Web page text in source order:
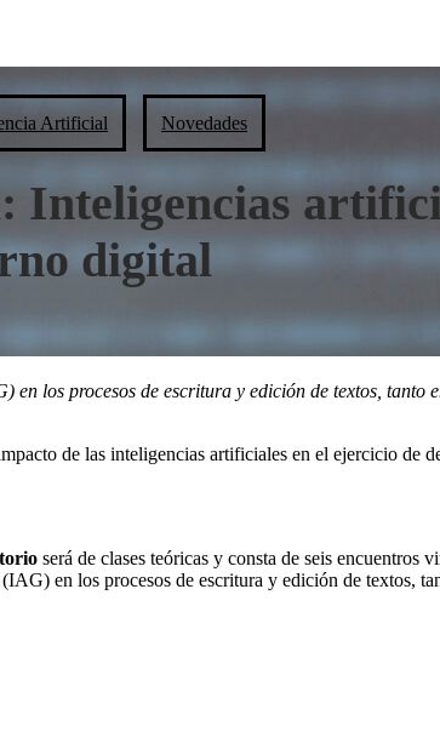
Artificial Novedades
digital
los procesos de escritura y edición de textos, tanto
de las inteligencias artificiales en el ejercicio de
será de clases teóricas y consta de seis encuentros
en los procesos de escritura y edición de textos,